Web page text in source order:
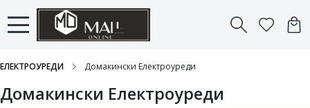
ЕЛЕКТРОУРЕДИ Домакински Електроуреди
Домакински Електроуреди